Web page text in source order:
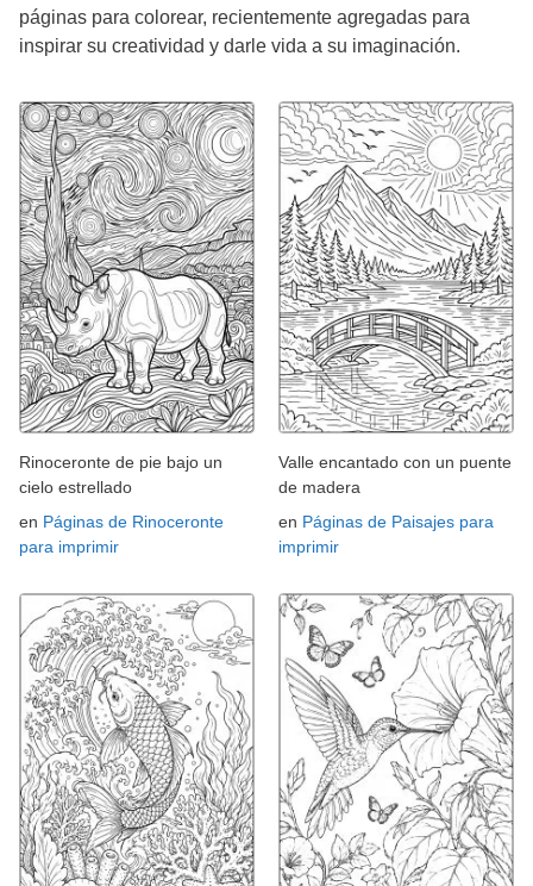
páginas para colorear, recientemente agregadas para
inspirar su creatividad y darle vida a su imaginación.
Rinoceronte de pie bajo un
cielo estrellado
en Páginas de Rinoceronte
para imprimir
Valle encantado con un puente
de madera
en Páginas de Paisajes para
imprimir